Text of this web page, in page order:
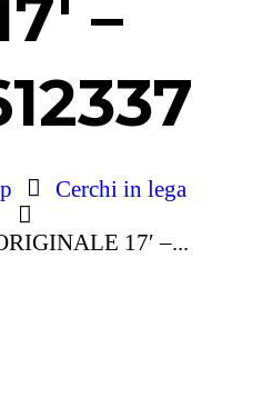
–
Cerchi in lega
17′ –...